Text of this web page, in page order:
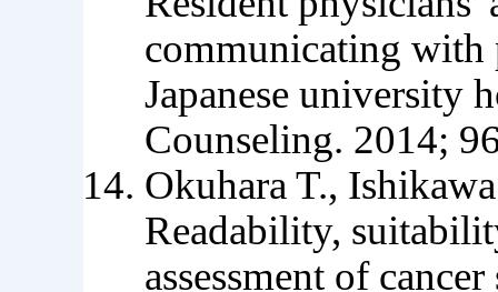
communicating with
Japanese university
Counseling. 2014;
Okuhara T.,
Readability,
assessment of